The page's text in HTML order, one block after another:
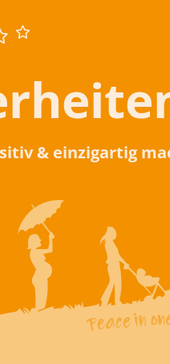
& einzigartig